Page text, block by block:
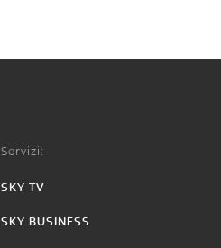
Servizi:
SKY TV
SKY BUSINESS